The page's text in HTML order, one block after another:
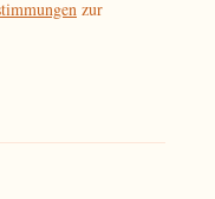
zur